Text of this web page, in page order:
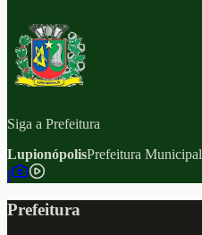
Siga a Prefeitura
LupionópolisPrefeitura Municipal
f
Prefeitura